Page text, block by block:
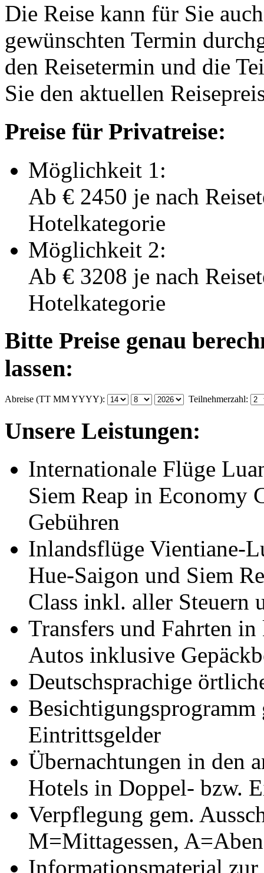
Die Reise kann für Sie
gewünschten Termin
den Reisetermin und die
Sie den aktuellen
Preise für Privatreise:
Möglichkeit 1:
Ab € 2450 je nach
Hotelkategorie
Möglichkeit 2:
Ab € 3208 je nach
Hotelkategorie
Bitte Preise genau
lassen:
Abreise (TT MM YYYY): Teilnehmerzahl:
Unsere Leistungen:
Internationale Flüge
Siem Reap in Economy
Gebühren
Inlandsflüge Vientiane-
Hue-Saigon und Siem
Class inkl. aller Steuern
Transfers und Fahrten
Autos inklusive
Deutschsprachige
Eintrittsgelder
Übernachtungen in den
Hotels in Doppel- bzw.
Verpflegung gem.
M=Mittagessen,
Informationsmaterial zur